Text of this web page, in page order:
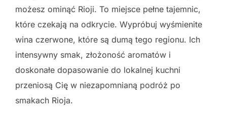
możesz ominąć Rioji. To miejsce pełne tajemnic,
które czekają na odkrycie. Wypróbuj wyśmienite
wina czerwone, które są dumą tego regionu. Ich
intensywny smak, złożoność aromatów i
doskonałe dopasowanie do lokalnej kuchni
przeniosą Cię w niezapomnianą podróż po
smakach Rioja.